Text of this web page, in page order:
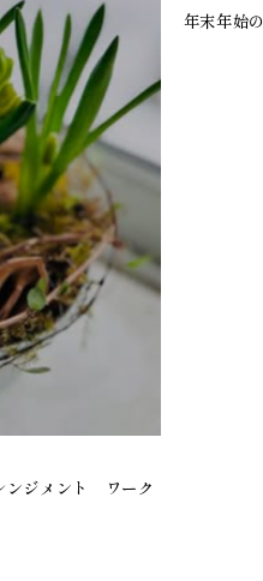
ンジメント ワーク
年末年始